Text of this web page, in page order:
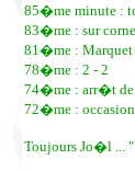
85�me minute :
83�me : sur
81�me :
78�me : 2 - 2
74�me : arr�t de
72�me :
Toujours Jo�l ... "